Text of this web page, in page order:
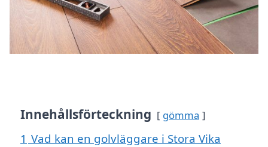
Innehållsförteckning gömma
1 Vad kan en golvläggare i Stora Vika